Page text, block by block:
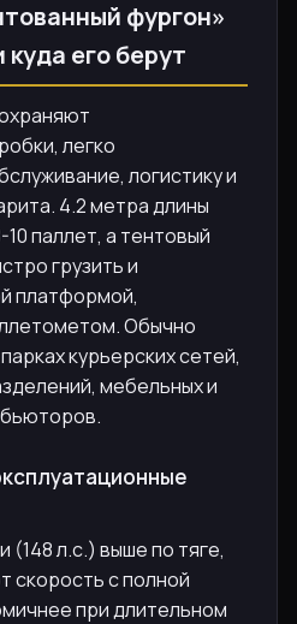
фургон»
куда его берут
легко
логистику и
4.2 метра длины
паллет, а тентовый
грузить и
платформой,
Обычно
курьерских сетей,
мебельных и
(148 л.с.) выше по тяге,
скорость с полной
при длительном